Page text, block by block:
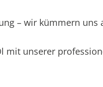
– wir kümmern
mit unserer